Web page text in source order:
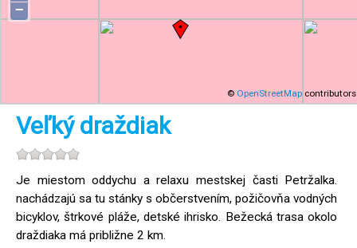
−
© OpenStreetMap contributors
Veľký draždiak
Je miestom oddychu a relaxu mestskej časti Petržalka.
nachádzajú sa tu stánky s občerstvením, požičovňa vodných
bicyklov, štrkové pláže, detské ihrisko. Bežecká trasa okolo
draždiaka má približne 2 km.